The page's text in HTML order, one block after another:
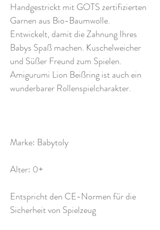
Handgestrickt mit GOTS zertifizierten
Garnen aus Bio-Baumwolle.
Entwickelt, damit die Zahnung Ihres
Babys Spaß machen. Kuschelweicher
und Süßer Freund zum Spielen.
Amigurumi Lion Beißring ist auch ein
wunderbarer Rollenspielcharakter.
Marke: Babytoly
Alter: 0+
Entspricht den CE-Normen für die
Sicherheit von Spielzeug